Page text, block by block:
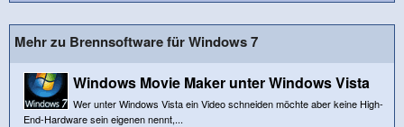
Mehr zu Brennsoftware für Windows 7
Windows Movie Maker unter Windows Vista
Wer unter Windows Vista ein Video schneiden möchte aber keine High-
End-Hardware sein eigenen nennt,...